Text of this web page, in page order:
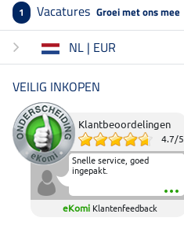
1 Vacatures Groei met ons mee
NL | EUR
VEILIG INKOPEN
Klantbeoordelingen
4.7/5
Snelle service, goed
ingepakt.
eKomi Klantenfeedback